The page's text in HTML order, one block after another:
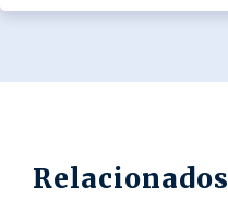
Relacionados